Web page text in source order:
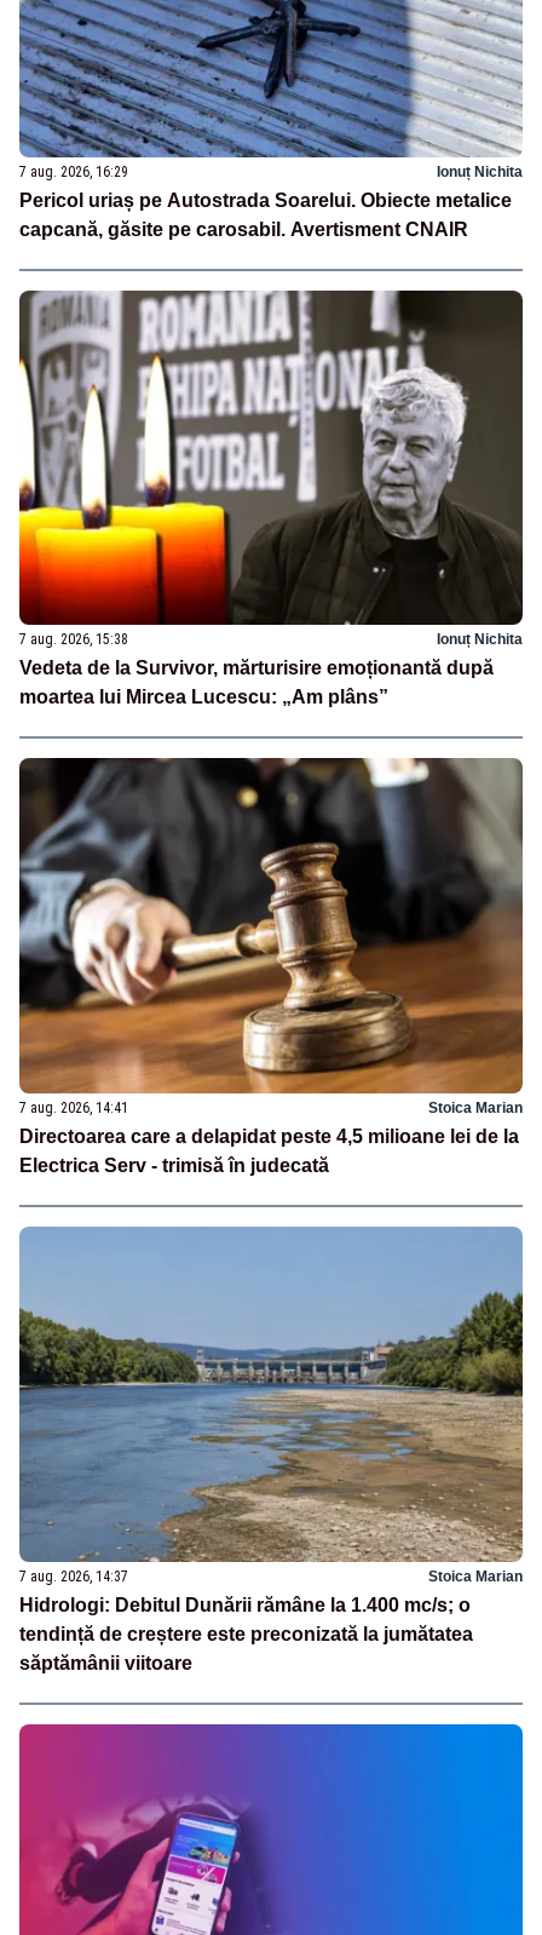
7 aug. 2026, 16:29 Ionuț Nichita
Pericol uriaș pe Autostrada Soarelui. Obiecte metalice
capcană, găsite pe carosabil. Avertisment CNAIR
7 aug. 2026, 15:38 Ionuț Nichita
Vedeta de la Survivor, mărturisire emoționantă după
moartea lui Mircea Lucescu: „Am plâns”
7 aug. 2026, 14:41 Stoica Marian
Directoarea care a delapidat peste 4,5 milioane lei de la
Electrica Serv - trimisă în judecată
7 aug. 2026, 14:37 Stoica Marian
Hidrologi: Debitul Dunării rămâne la 1.400 mc/s; o
tendință de creștere este preconizată la jumătatea
săptămânii viitoare